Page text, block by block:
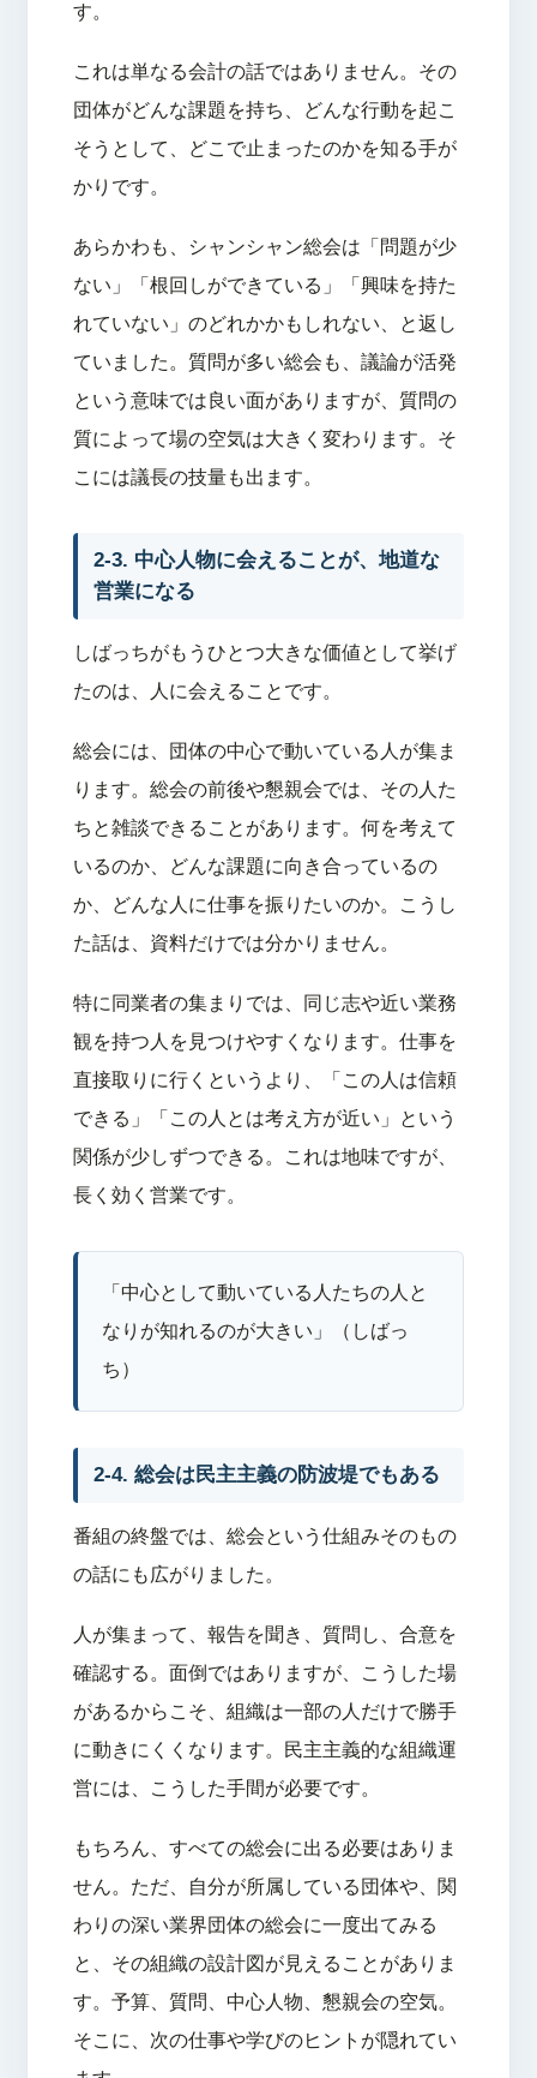
す。
これは単なる会計の話ではありません。その
団体がどんな課題を持ち、どんな行動を起こ
そうとして、どこで止まったのかを知る手が
かりです。
あらかわも、シャンシャン総会は「問題が少
ない」「根回しができている」「興味を持た
れていない」のどれかかもしれない、と返し
ていました。質問が多い総会も、議論が活発
という意味では良い面がありますが、質問の
質によって場の空気は大きく変わります。そ
こには議長の技量も出ます。
2-3. 中心人物に会えることが、地道な
営業になる
しばっちがもうひとつ大きな価値として挙げ
たのは、人に会えることです。
総会には、団体の中心で動いている人が集ま
ります。総会の前後や懇親会では、その人た
ちと雑談できることがあります。何を考えて
いるのか、どんな課題に向き合っているの
か、どんな人に仕事を振りたいのか。こうし
た話は、資料だけでは分かりません。
特に同業者の集まりでは、同じ志や近い業務
観を持つ人を見つけやすくなります。仕事を
直接取りに行くというより、「この人は信頼
できる」「この人とは考え方が近い」という
関係が少しずつできる。これは地味ですが、
長く効く営業です。
「中心として動いている人たちの人と
なりが知れるのが大きい」（しばっ
ち）
2-4. 総会は民主主義の防波堤でもある
番組の終盤では、総会という仕組みそのもの
の話にも広がりました。
人が集まって、報告を聞き、質問し、合意を
確認する。面倒ではありますが、こうした場
があるからこそ、組織は一部の人だけで勝手
に動きにくくなります。民主主義的な組織運
営には、こうした手間が必要です。
もちろん、すべての総会に出る必要はありま
せん。ただ、自分が所属している団体や、関
わりの深い業界団体の総会に一度出てみる
と、その組織の設計図が見えることがありま
す。予算、質問、中心人物、懇親会の空気。
そこに、次の仕事や学びのヒントが隠れてい